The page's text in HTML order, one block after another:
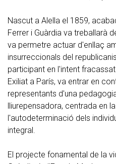
Nascut a Alella el 1859,
Ferrer i Guàrdia va treballarà
va permetre actuar d'enllaç
insurreccionals del
participant en l'intent
Exiliat a París, va entrar en
representants d'una
lliurepensadora, centrada en
l'autodeterminació dels
integral.
El projecte fonamental de la